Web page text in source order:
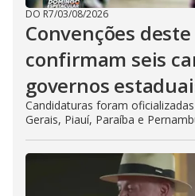
DO R7/03/08/2026
Convenções
confirmam seis
governos
Candidaturas foram
Gerais, Piauí, Paraíba e